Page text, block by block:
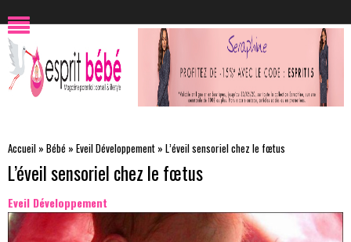
Accueil » Bébé » Eveil Développement » L’éveil sensoriel chez le fœtus
L’éveil sensoriel chez le fœtus
Eveil Développement